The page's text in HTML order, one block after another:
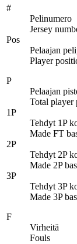
#
Pelinumero
Jersey
Pos
Pelaajan
Player
P
Pelaajan
Total player
1P
Tehdyt 1P
Made FT
2P
Tehdyt 2P
Made 2P
3P
Tehdyt 3P
Made 3P
F
Virheitä
Fouls